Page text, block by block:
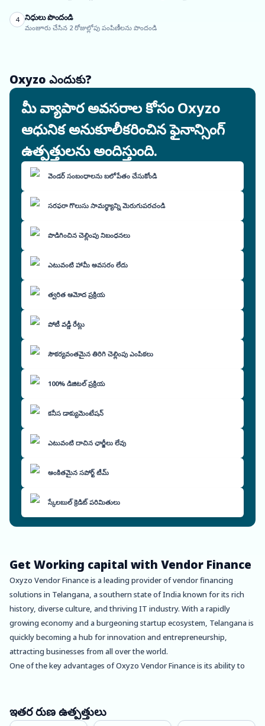
4 నిధులు పొందండి
మంజూరు చేసిన 2 రోజుల్లోపు పంపిణీలను పొందండి
Oxyzo ఎందుకు?
మీ వ్యాపార అవసరాల కోసం Oxyzo
ఆధునిక అనుకూలీకరించిన ఫైనాన్సింగ్
ఉత్పత్తులను అందిస్తుంది.
వెండర్ సంబంధాలను బలోపేతం చేసుకోండి
సరఫరా గొలుసు సామర్థ్యాన్ని మెరుగుపరచండి
పొడిగించిన చెల్లింపు నిబంధనలు
ఎటువంటి హామీ అవసరం లేదు
త్వరిత ఆమోద ప్రక్రియ
పోటీ వడ్డీ రేట్లు
సౌకర్యవంతమైన తిరిగి చెల్లింపు ఎంపికలు
100% డిజిటల్ ప్రక్రియ
కనీస డాక్యుమెంటేషన్
ఎటువంటి దాచిన ఛార్జీలు లేవు
అంకితమైన సపోర్ట్ టీమ్
స్కేలబుల్ క్రెడిట్ పరిమితులు
Get Working capital with Vendor Finance
Oxyzo Vendor Finance is a leading provider of vendor financing
solutions in Telangana, a southern state of India known for its rich
history, diverse culture, and thriving IT industry. With a rapidly
growing economy and a burgeoning startup ecosystem, Telangana is
quickly becoming a hub for innovation and entrepreneurship,
attracting businesses from all over the world.
One of the key advantages of Oxyzo Vendor Finance is its ability to
opportunities and expand their business without having to worry
about financial strain. This makes it an ideal solution for startups and
ఇతర రుణ ఉత్పత్తులు